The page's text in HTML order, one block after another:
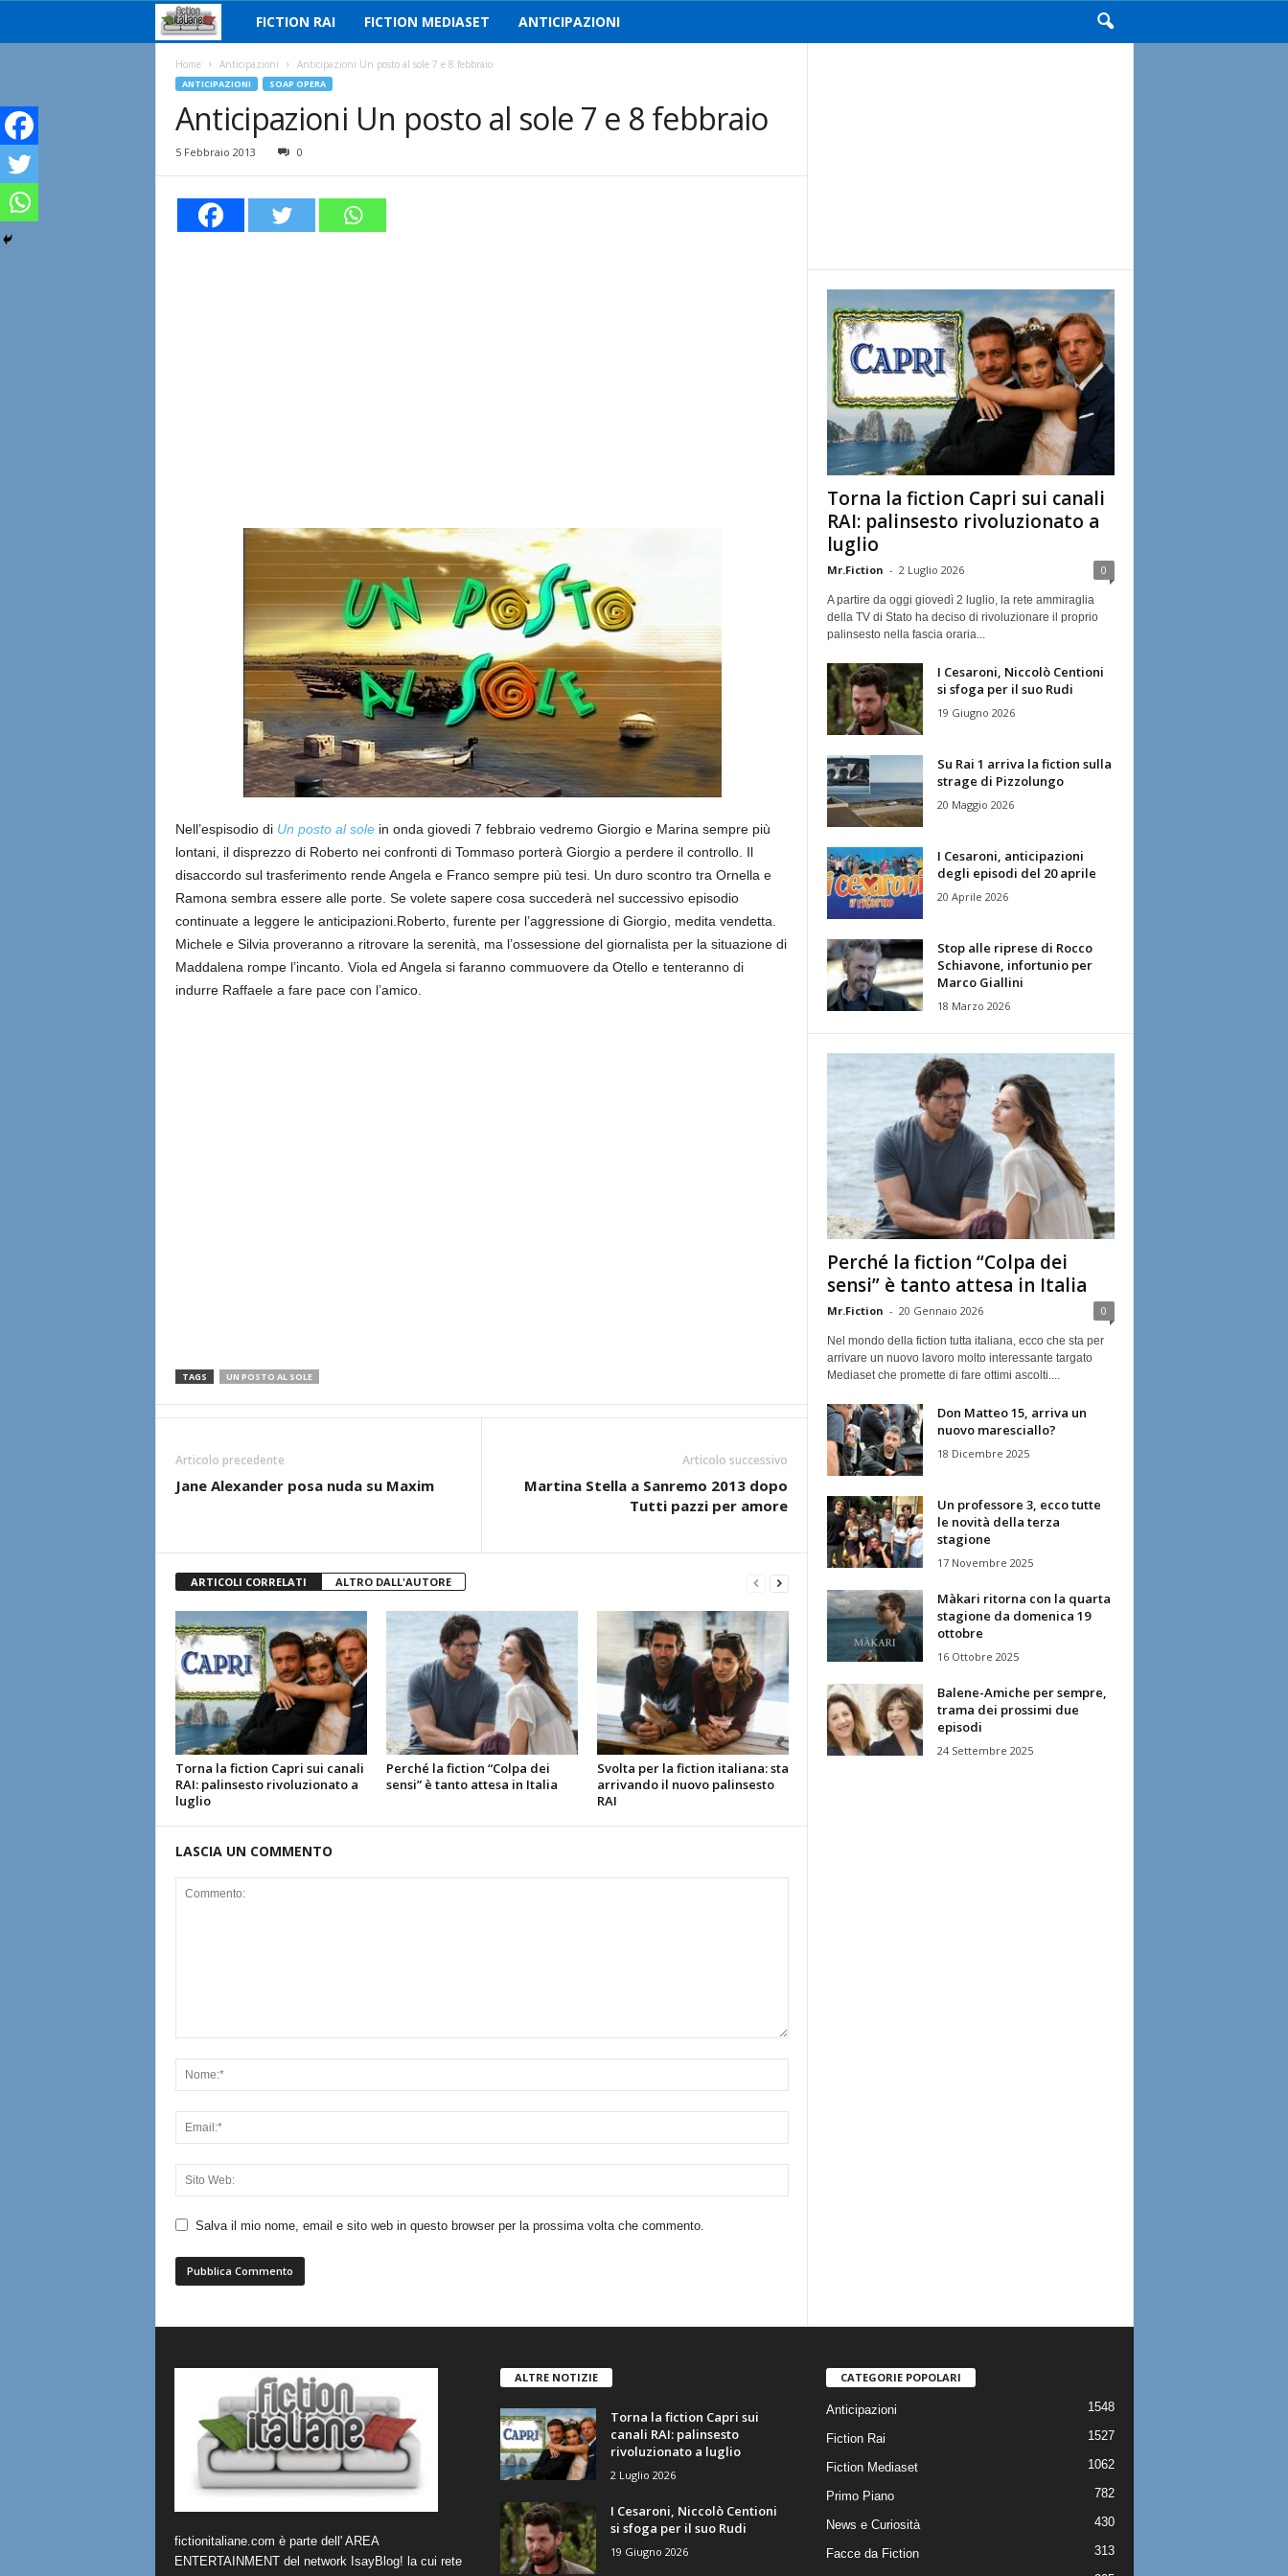
i
c
t
o
a
e
FICTION RAI FICTION MEDIASET ANTICIPAZIONI
Home Anticipazioni Anticipazioni Un posto al sole 7 e 8 febbraio
ANTICIPAZIONI SOAP OPERA
Anticipazioni Un posto al sole 7 e 8 febbraio
5 Febbraio 2013 0
Nell’espisodio di Un posto al solein onda giovedi 7 febbraio vedremo Giorgio e Marina sempre più
lontani, il disprezzo di Roberto nei confronti di Tommaso porterà Giorgio a perdere il controllo. Il
disaccordo sul trasferimento rende Angela e Franco sempre più tesi. Un duro scontro tra Ornella e
Ramona sembra essere alle porte. Se volete sapere cosa succederà nel successivo episodio
continuate a leggere le anticipazioni. Roberto, furente per l’aggressione di Giorgio, medita vendetta.
Michele e Silvia proveranno a ritrovare la serenità, ma l’ossessione del giornalista per la situazione di
Maddalena rompe l’incanto. Viola ed Angela si faranno commuovere da Otello e tenteranno di
indurre Raffaele a fare pace con l’amico.
TAGS UN POSTO AL SOLE
Articolo precedente
Jane Alexander posa nuda su Maxim
Articolo successivo
Martina Stella a Sanremo 2013 dopo
Tutti pazzi per amore
ARTICOLI CORRELATI ALTRO DALL'AUTORE
Torna la fiction Capri sui canali
RAI: palinsesto rivoluzionato a
luglio
Perché la fiction “Colpa dei
sensi” è tanto attesa in Italia
Svolta per la fiction italiana: sta
arrivando il nuovo palinsesto
RAI
LASCIA UN COMMENTO
Salva il mio nome, email e sito web in questo browser per la prossima volta che commento.
Torna la fiction Capri sui canali
RAI: palinsesto rivoluzionato a
luglio
Mr.Fiction - 2 Luglio 2026 0
A partire da oggi giovedì 2 luglio, la rete ammiraglia
della TV di Stato ha deciso di rivoluzionare il proprio
palinsesto nella fascia oraria...
I Cesaroni, Niccolò Centioni
si sfoga per il suo Rudi
19 Giugno 2026
Su Rai 1 arriva la fiction sulla
strage di Pizzolungo
20 Maggio 2026
I Cesaroni, anticipazioni
degli episodi del 20 aprile
20 Aprile 2026
Stop alle riprese di Rocco
Schiavone, infortunio per
Marco Giallini
18 Marzo 2026
Perché la fiction “Colpa dei
sensi” è tanto attesa in Italia
Mr.Fiction - 20 Gennaio 2026 0
Nel mondo della fiction tutta italiana, ecco che sta per
arrivare un nuovo lavoro molto interessante targato
Mediaset che promette di fare ottimi ascolti....
Don Matteo 15, arriva un
nuovo maresciallo?
18 Dicembre 2025
Un professore 3, ecco tutte
le novità della terza
stagione
17 Novembre 2025
Màkari ritorna con la quarta
stagione da domenica 19
ottobre
16 Ottobre 2025
Balene-Amiche per sempre,
trama dei prossimi due
episodi
24 Settembre 2025
fictionitaliane.com è parte dell' AREA
ENTERTAINMENT del network IsayBlog! la cui rete
ALTRE NOTIZIE
Torna la fiction Capri sui
canali RAI: palinsesto
rivoluzionato a luglio
2 Luglio 2026
I Cesaroni, Niccolò Centioni
si sfoga per il suo Rudi
19 Giugno 2026
CATEGORIE POPOLARI
Anticipazioni 1548
Fiction Rai 1527
Fiction Mediaset 1062
Primo Piano 782
News e Curiosità 430
Facce da Fiction 313